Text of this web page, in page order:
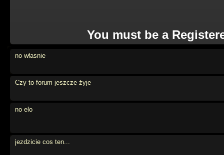
You must be a
no własnie
Czy to forum jeszcze żyje
no elo
jezdzicie cos ten...